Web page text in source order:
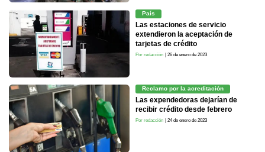
País
Las estaciones de servicio
extendieron la aceptación de
tarjetas de crédito
Por redacción | 26 de enero de 2023
Reclamo por la acreditación
Las expendedoras dejarían de
recibir crédito desde febrero
Por redacción | 24 de enero de 2023